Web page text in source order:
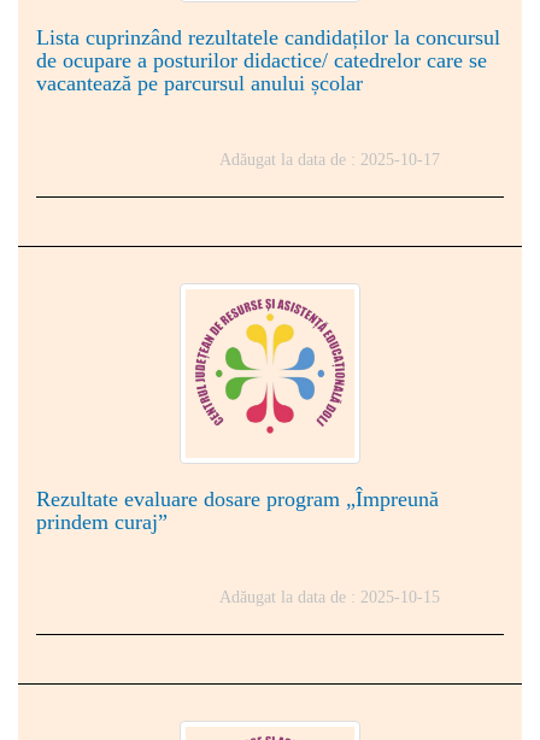
Lista cuprinzând rezultatele candidaților la concursul
de ocupare a posturilor didactice/ catedrelor care se
vacantează pe parcursul anului școlar
Adăugat la data de : 2025-10-17
Rezultate evaluare dosare program „Împreună
prindem curaj”
Adăugat la data de : 2025-10-15